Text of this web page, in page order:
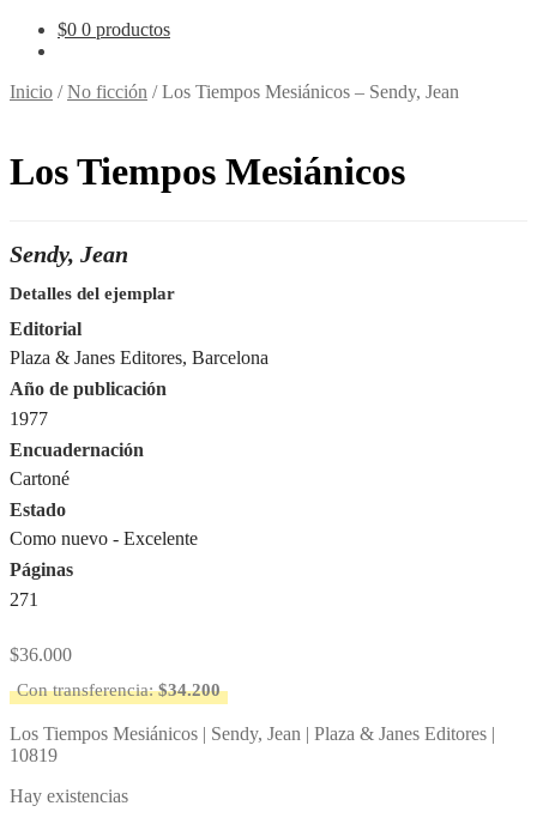
$0 0 productos
Inicio /No ficción /Los Tiempos Mesiánicos – Sendy, Jean
Los Tiempos Mesiánicos
Sendy, Jean
Detalles del ejemplar
Editorial
Plaza & Janes Editores, Barcelona
Año de publicación
1977
Encuadernación
Cartoné
Estado
Como nuevo - Excelente
Páginas
271
$36.000
Con transferencia:$34.200
Los Tiempos Mesiánicos | Sendy, Jean | Plaza & Janes Editores |
10819
Hay existencias